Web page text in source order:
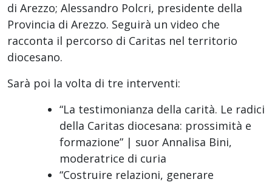
di Arezzo; Alessandro Polcri, presidente della
Provincia di Arezzo. Seguirà un video che
racconta il percorso di Caritas nel territorio
diocesano.
Sarà poi la volta di tre interventi:
“La testimonianza della carità. Le radici
della Caritas diocesana: prossimità e
formazione” | suor Annalisa Bini,
moderatrice di curia
“Costruire relazioni, generare